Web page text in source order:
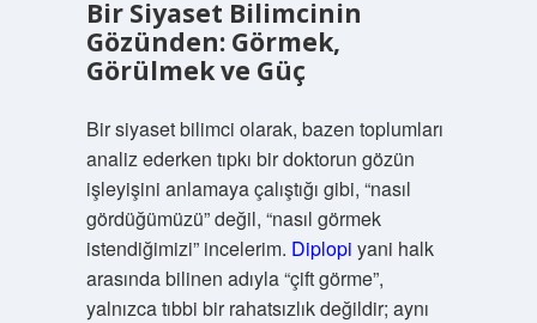
Bir Siyaset Bilimcinin
Gözünden: Görmek,
Görülmek ve Güç
Bir siyaset bilimci olarak, bazen toplumları
analiz ederken tıpkı bir doktorun gözün
işleyişini anlamaya çalıştığı gibi, “nasıl
gördüğümüzü” değil, “nasıl görmek
istendiğimizi” incelerim. Diplopi yani halk
arasında bilinen adıyla “çift görme”,
yalnızca tıbbi bir rahatsızlık değildir; aynı